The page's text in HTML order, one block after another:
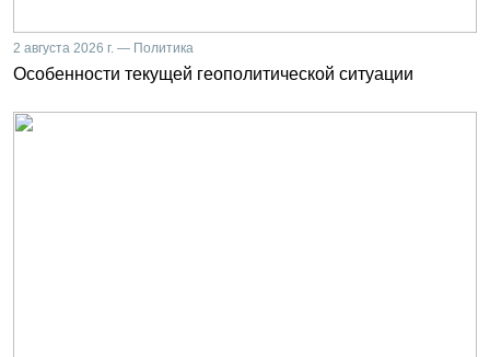
2 августа 2026 г. — Политика
Особенности текущей геополитической ситуации